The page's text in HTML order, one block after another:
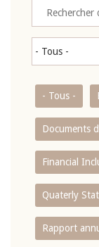
- Tous -
Documents
Financial
Quaterly
Rapport